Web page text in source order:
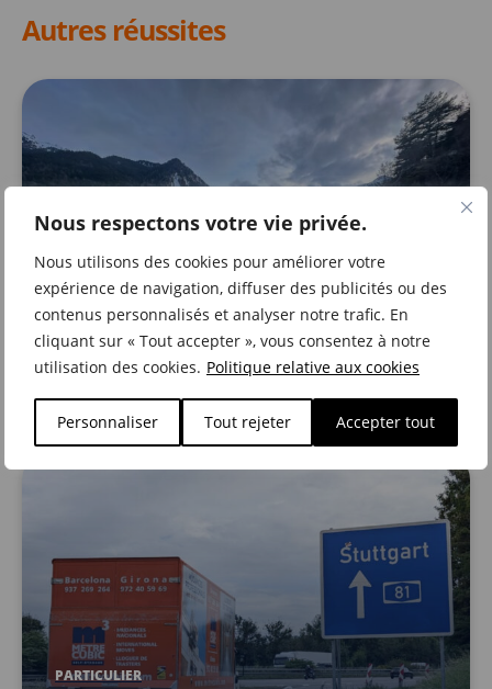
Nous respectons votre vie privée.
Nous utilisons des cookies pour améliorer votre
expérience de navigation, diffuser des publicités ou des
contenus personnalisés et analyser notre trafic. En
cliquant sur « Tout accepter », vous consentez à notre
utilisation des cookies. Politique relative aux cookies
Personnaliser Tout rejeter Accepter tout
Autres réussites
PARTICULIER
Gérone-Modame (France)
PARTICULIER